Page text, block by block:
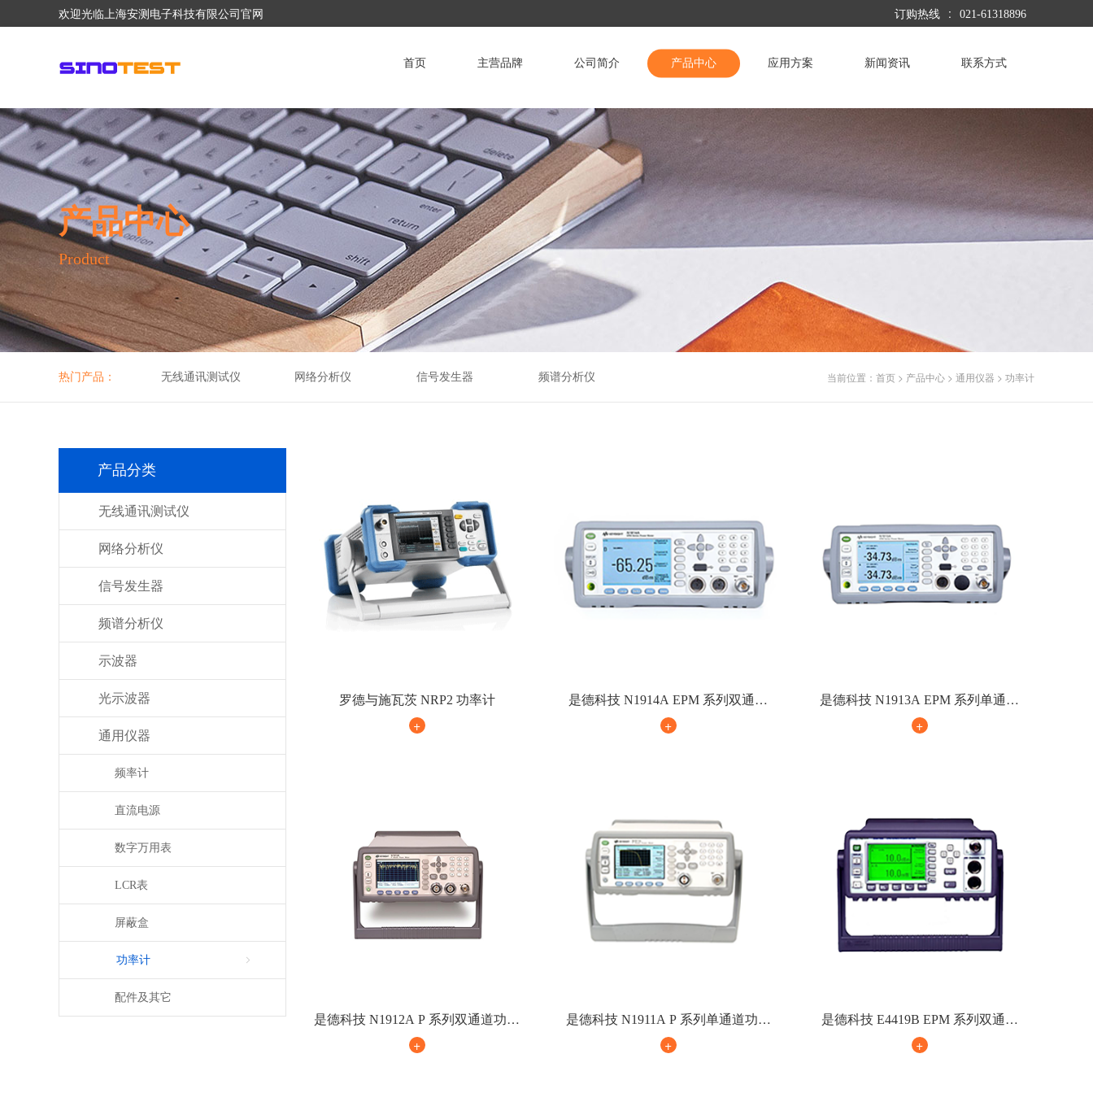
欢迎光临上海安测电子科技有限公司官网 订购热线 : 021-61318896
首页 主营品牌 公司简介 产品中心 应用方案 新闻资讯 联系方式
产品中心
Product
热门产品： 无线通讯测试仪 网络分析仪 信号发生器 频谱分析仪 当前位置： 首页 > 产品中心 > 通用仪器 > 功率计
产品分类
无线通讯测试仪
网络分析仪
信号发生器
频谱分析仪
示波器
光示波器
通用仪器
频率计
直流电源
数字万用表
LCR表
屏蔽盒
功率计
配件及其它
罗德与施瓦茨 NRP2 功率计
+
是德科技 N1914A EPM 系列双通道
功率计
+
是德科技 N1913A EPM 系列单通道
功率计
+
是德科技 N1912A P 系列双通道功率
计
+
是德科技 N1911A P 系列单通道功率
计
+
是德科技 E4419B EPM 系列双通道
功率计
+